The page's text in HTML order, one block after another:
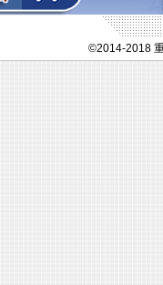
©2014-2018